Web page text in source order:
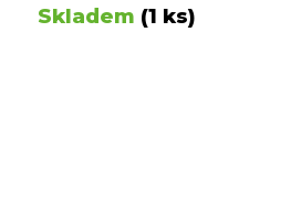
Skladem (1 ks)